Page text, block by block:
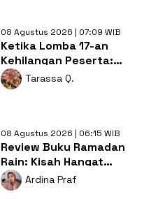
08 Agustus 2026 | 07:09 WIB
Ketika Lomba 17-an
Kehilangan Peserta:
Apakah Indonesia Sedang
Memasuki Era Krisis
Tarassa Q.
08 Agustus 2026 | 06:15 WIB
Review Buku Ramadan
Rain: Kisah Hangat
tentang Doa, Syukur, dan
Cinta Keluarga di Balik
Ardina Praf